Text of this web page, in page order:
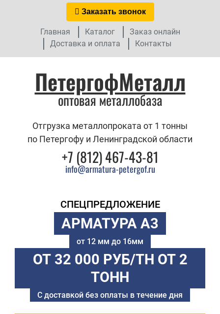
Заказать звонок
Главная Каталог
Заказ онлайн
Доставка и оплата
Контакты
ПетергофМеталл
оптовая металлобаза
Отгрузка металлопроката от 1 тонны
по Петергофу и Ленинградской области
+7 (812) 467-43-81
info@armatura-petergof.ru
СПЕЦПРЕДЛОЖЕНИЕ
АРМАТУРА А3
от 12 мм до 16мм
ОТ 32 000 РУБ/ТН ОТ 2
ТОНН
С доставкой без оплаты в течение дня